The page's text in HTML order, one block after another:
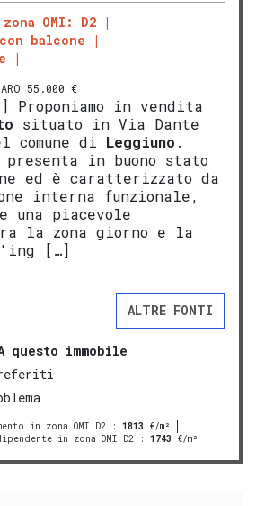
zona OMI: D2
con balcone
55.000 €
Proponiamo in vendita
situato in Via Dante
di Leggiuno .
in buono stato
ed è caratterizzato da
interna funzionale,
una piacevole
la zona giorno e la
[…]
ALTRE FONTI
questo immobile
in zona OMI D2 : 1813 €/m²
in zona OMI D2 : 1743 €/m²